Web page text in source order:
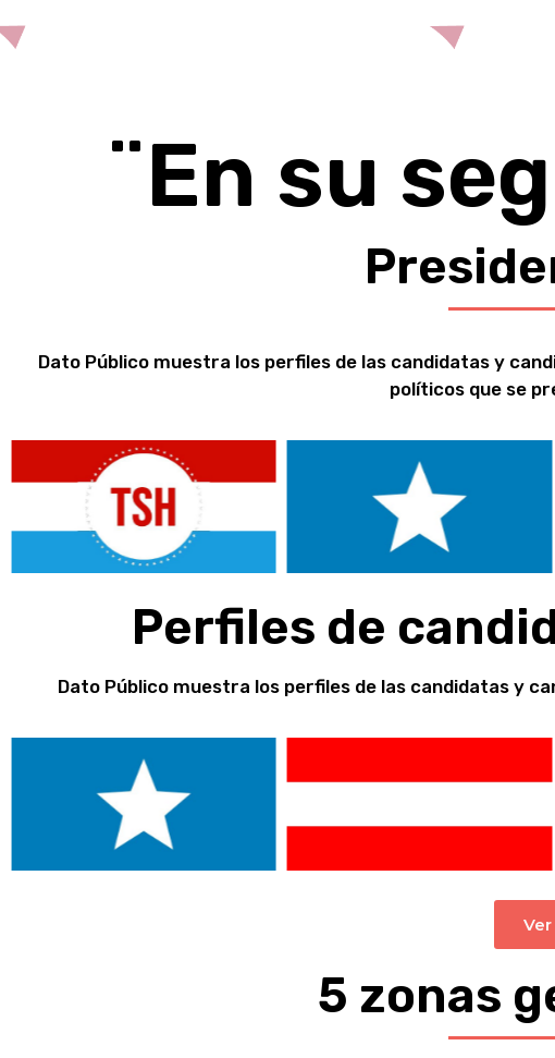
¨En su
Dato Público muestra los perfiles de las candidatas y
políticos que se
Perfiles de
Dato Público muestra los perfiles de las candidatas y
5 zonas